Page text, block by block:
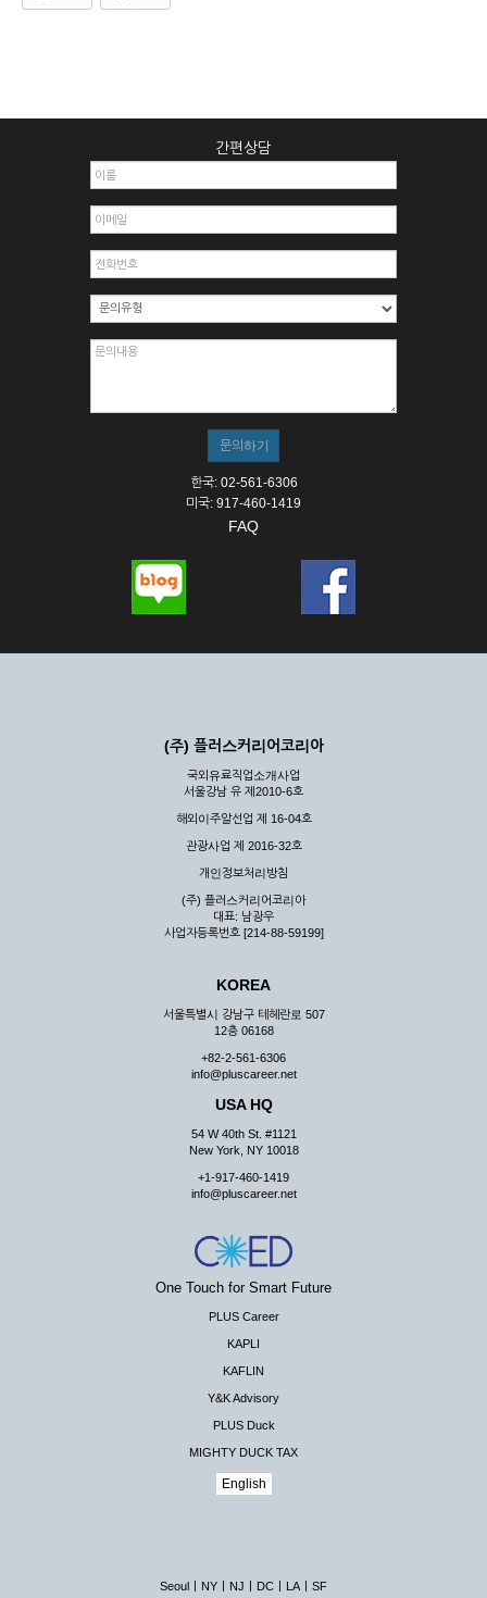
간편상담
한국: 02-561-6306
미국: 917-460-1419
FAQ
(주) 플러스커리어코리아
국외유료직업소개사업
서울강남 유 제2010-6호
해외이주알선업 제 16-04호
관광사업 제 2016-32호
개인정보처리방침
(주) 플러스커리어코리아
대표: 남광우
사업자등록번호 [214-88-59199]
KOREA
서울특별시 강남구 테헤란로 507
12층 06168
+82-2-561-6306
info@pluscareer.net
USA HQ
54 W 40th St. #1121
New York, NY 10018
+1-917-460-1419
info@pluscareer.net
One Touch for Smart Future
PLUS Career
KAPLI
KAFLIN
Y&K Advisory
PLUS Duck
MIGHTY DUCK TAX
English
Seoul NY NJ DC LA SF